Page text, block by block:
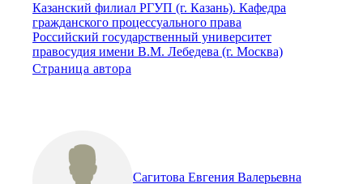
Казанский филиал РГУП (г. Казань). Кафедра
гражданского процессуального права
Российский государственный университет
правосудия имени В.М. Лебедева (г. Москва)
Страница автора
Сагитова Евгения Валерьевна